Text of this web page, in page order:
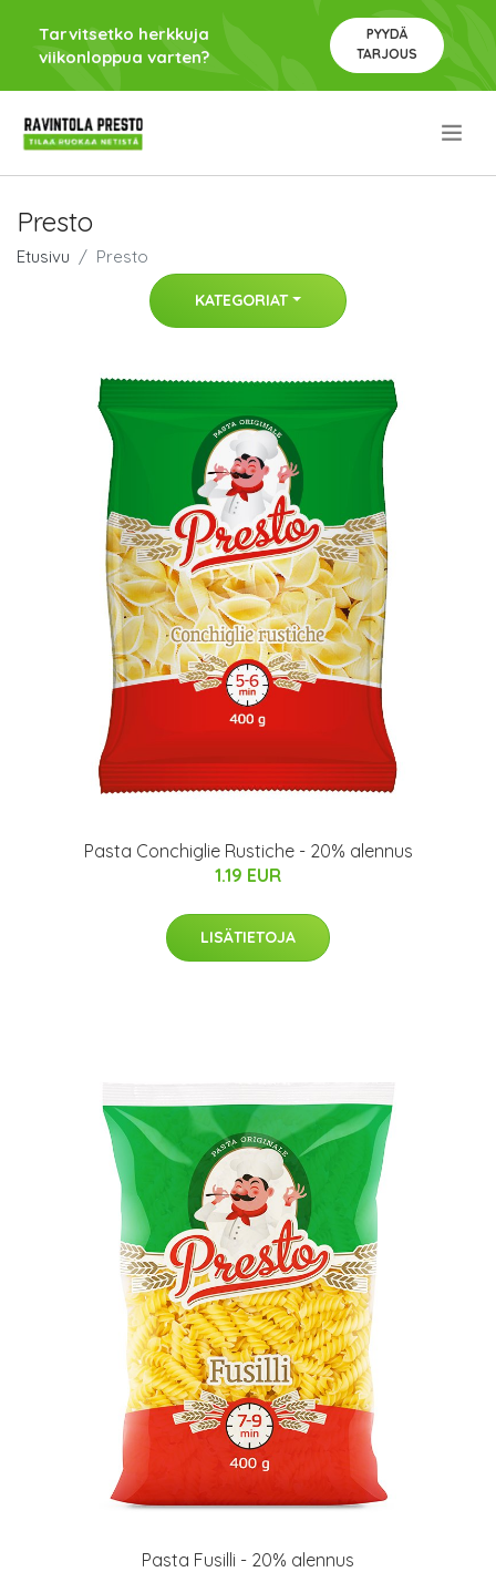
Tarvitsetko herkkuja
viikonloppua varten?
PYYDÄ
TARJOUS
Presto
Etusivu Presto
KATEGORIAT
Pasta Conchiglie Rustiche - 20% alennus
1.19 EUR
LISÄTIETOJA
Pasta Fusilli - 20% alennus